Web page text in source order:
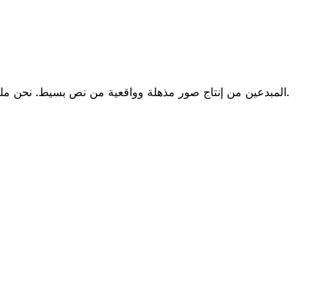
مدعومًا بتقنية إنشاء الصور المتقدمة من Google، يمكّن Imagen4 AI المبدعين من إنتاج صور مذهلة وواقعية من نص بسيط. نحن ملتزمون بجعل الذكاء الاصطناعي بجودة احترافية في متناول الجميع.